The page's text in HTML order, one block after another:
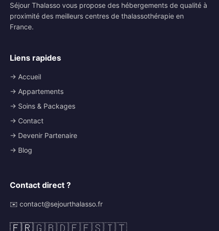
Séjour Thalasso vous propose des hébergements de qualité à
proximité des meilleurs centres de thalassothérapie en
France.
Liens rapides
→ Accueil
→ Appartements
→ Soins & Packages
→ Contact
→ Devenir Partenaire
→ Blog
Contact direct ?
✉️ contact@sejourthalasso.fr